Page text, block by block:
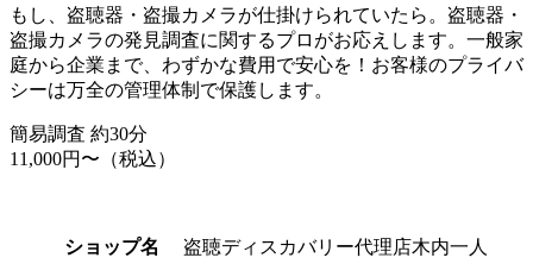
もし、盗聴器・盗撮カメラが仕掛けられていたら。盗聴器・
盗撮カメラの発見調査に関するプロがお応えします。一般家
庭から企業まで、わずかな費用で安心を！お客様のプライバ
シーは万全の管理体制で保護します。
簡易調査 約30分
11,000円〜（税込）
ショップ名
盗聴ディスカバリー代理店木内一人